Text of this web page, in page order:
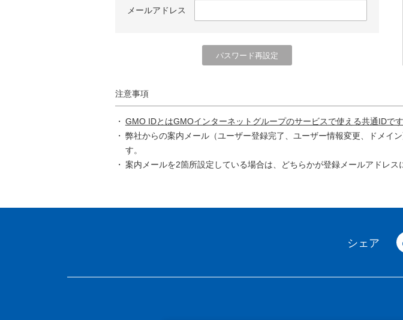
メールアドレス
注意事項
GMO IDとはGMOインターネットグループのサービスで使える共通IDです
弊社からの案内メール（ユーザー登録完了、ユーザー情報変更、ドメイ
す。
案内メールを2箇所設定している場合は、どちらかが登録メールアドレス
シェア